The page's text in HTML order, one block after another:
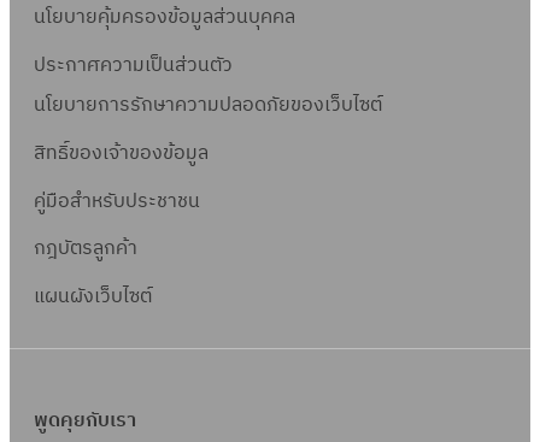
นโยบายคุ้มครองข้อมูลส่วนบุคคล
ประกาศความเป็นส่วนตัว
นโยบายการรักษาความปลอดภัยของเว็บไซต์
สิทธิ์ของเจ้าของข้อมูล
คู่มือสำหรับประชาชน
กฎบัตรลูกค้า
แผนผังเว็บไซต์
พูดคุยกับเรา